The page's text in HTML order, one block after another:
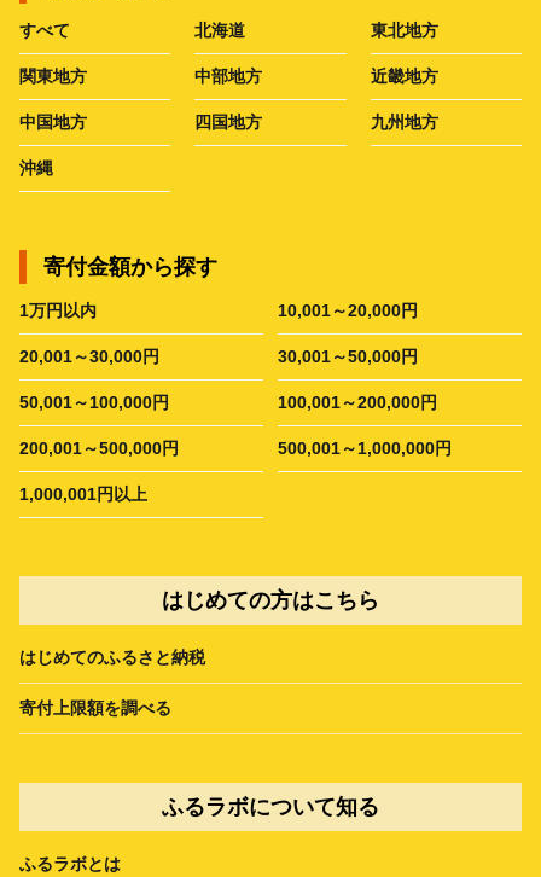
すべて 北海道 東北地方
関東地方 中部地方 近畿地方
中国地方 四国地方 九州地方
沖縄
寄付金額から探す
1万円以内 10,001～20,000円
20,001～30,000円 30,001～50,000円
50,001～100,000円 100,001～200,000円
200,001～500,000円 500,001～1,000,000円
1,000,001円以上
はじめての方はこちら
はじめてのふるさと納税
寄付上限額を調べる
ふるラボについて知る
ふるラボとは